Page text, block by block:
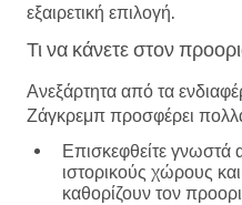
εξαιρετική επιλογή.
Τι να κάνετε στον
Ανεξάρτητα από τα
Ζάγκρεμπ προσφέρει
Επισκεφθείτε γνωστά
ιστορικούς χώρους
καθορίζουν τον